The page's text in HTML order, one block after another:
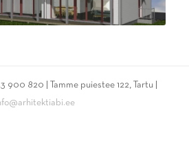
900 820 | Tamme puiestee 122, Tartu |